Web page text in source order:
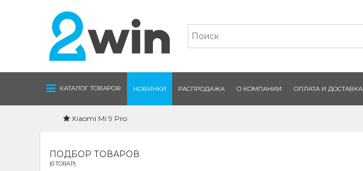
КАТАЛОГ ТОВАРОВ НОВИНКИ РАСПРОДАЖА О КОМПАНИИ ОПЛАТА И ДОСТАВКА
Xiaomi Mi 9 Pro
ПОДБОР ТОВАРОВ
(0 ТОВАР)